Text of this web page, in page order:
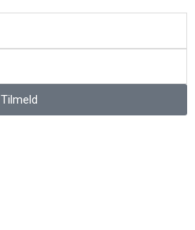
Tilmeld